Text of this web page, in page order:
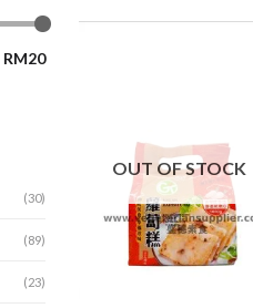
RM20
(30)
(89)
(23)
OUT OF STOCK